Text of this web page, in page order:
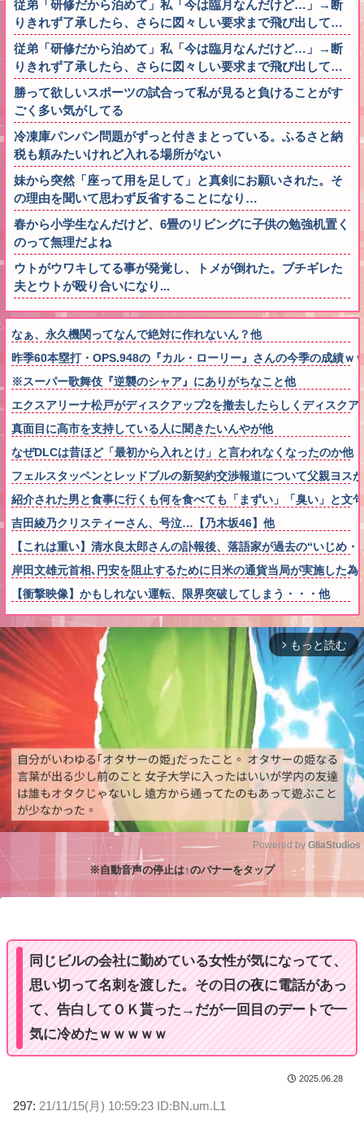
従弟「研修だから泊めて」私「今は臨月なんだけど…」→断
りきれず了承したら、さらに図々しい要求まで飛び出して…
従弟「研修だから泊めて」私「今は臨月なんだけど…」→断
りきれず了承したら、さらに図々しい要求まで飛び出して…
勝って欲しいスポーツの試合って私が見ると負けることがす
ごく多い気がしてる
冷凍庫パンパン問題がずっと付きまとっている。ふるさと納
税も頼みたいけれど入れる場所がない
妹から突然「座って用を足して」と真剣にお願いされた。そ
の理由を聞いて思わず反省することになり…
春から小学生なんだけど、6畳のリビングに子供の勉強机置く
のって無理だよね
ウトがウワキしてる事が発覚し、トメが倒れた。ブチギレた
夫とウトが殴り合いになり...
なぁ、永久機関ってなんで絶対に作れないん？他
昨季60本塁打・OPS.948の『カル・ローリー』さんの今季の成績ｗ
※スーパー歌舞伎『逆襲のシャア』にありがちなこと他
エクスアリーナ松戸がディスクアップ2を撤去したらしくディスク
真面目に高市を支持している人に聞きたいんやが他
なぜDLCは昔ほど「最初から入れとけ」と言われなくなったのか他
フェルスタッペンとレッドブルの新契約交渉報道について父親ヨス
紹介された男と食事に行くも何を食べても「まずい」「臭い」と
吉田綾乃クリスティーさん、号泣…【乃木坂46】他
【これは重い】清水良太郎さんの訃報後、落語家が過去の“いじめ・
岸田文雄元首相､円安を阻止するために日米の通貨当局が実施した
【衝撃映像】かもしれない運転、限界突破してしまう・・・他
arrow_forward_ios もっと読む
Powered by GliaStudios
※自動音声の停止は↑のバナーをタップ
同じビルの会社に勤めている女性が気になってて、
思い切って名刺を渡した。その日の夜に電話があっ
て、告白してＯＫ貰った→だが一回目のデートで一
気に冷めたｗｗｗｗｗ
2025.06.28
297: 21/11/15(月) 10:59:23 ID:BN.um.L1